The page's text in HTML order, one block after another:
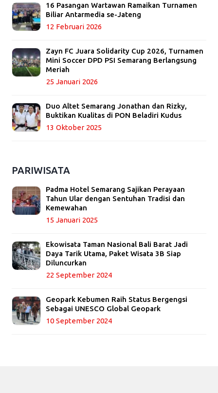
16 Pasangan Wartawan Ramaikan Turnamen
Biliar Antarmedia se-Jateng
12 Februari 2026
Zayn FC Juara Solidarity Cup 2026, Turnamen
Mini Soccer DPD PSI Semarang Berlangsung
Meriah
25 Januari 2026
Duo Altet Semarang Jonathan dan Rizky,
Buktikan Kualitas di PON Beladiri Kudus
13 Oktober 2025
PARIWISATA
Padma Hotel Semarang Sajikan Perayaan
Tahun Ular dengan Sentuhan Tradisi dan
Kemewahan
15 Januari 2025
Ekowisata Taman Nasional Bali Barat Jadi
Daya Tarik Utama, Paket Wisata 3B Siap
Diluncurkan
22 September 2024
Geopark Kebumen Raih Status Bergengsi
Sebagai UNESCO Global Geopark
10 September 2024